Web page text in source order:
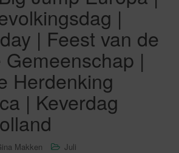
g
|
| Feest van de
|
Herdenking
| Keverdag
Makken Juli